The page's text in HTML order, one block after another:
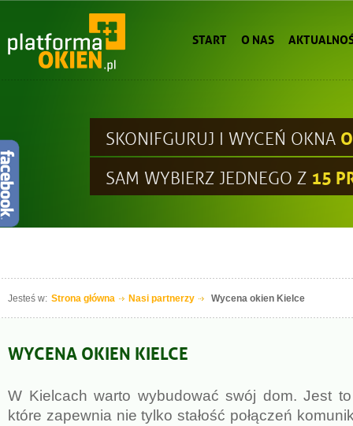
START O NAS
SKONIFGURUJ I WYCEŃ OKNA
SAM WYBIERZ JEDNEGO Z 15
Jesteś w: Strona główna Nasi partnerzy Wycena okien Kielce
WYCENA OKIEN KIELCE
W Kielcach warto wybudować swój dom. Jest
które zapewnia nie tylko stałość połączeń